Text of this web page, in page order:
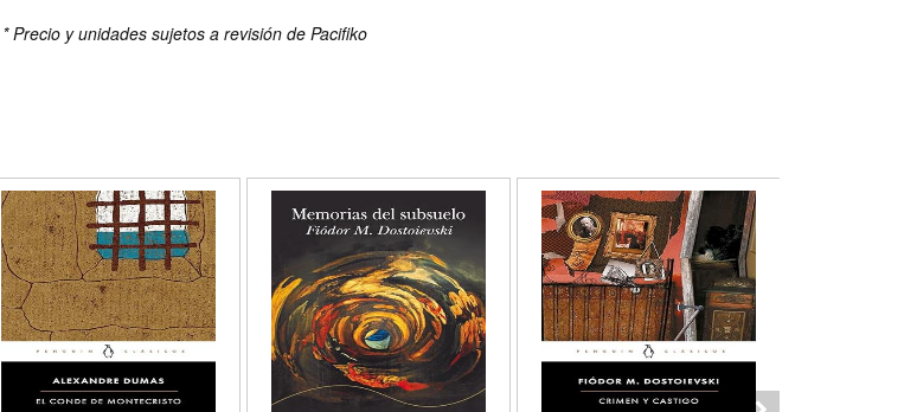
* Precio y unidades sujetos a revisión de Pacifiko